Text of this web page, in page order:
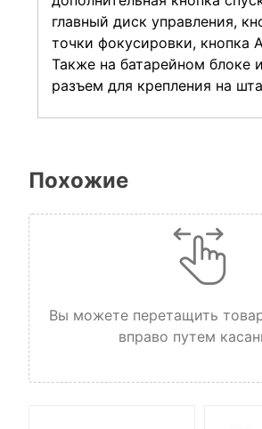
главный диск управления,
точки фокусировки, кнопка
Также на батарейном блоке
разъем для крепления на
Похожие
Вы можете перетащить
вправо путем